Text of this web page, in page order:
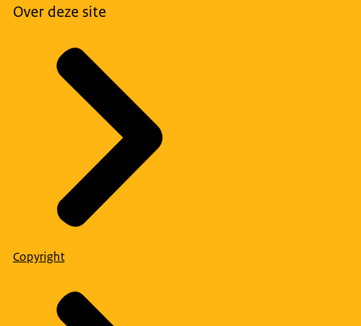
Over deze site
Copyright